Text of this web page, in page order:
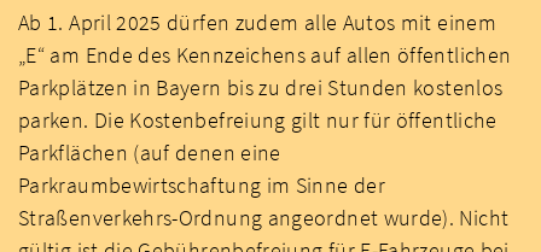
Ab 1. April 2025 dürfen zudem alle Autos mit einem
„E“ am Ende des Kennzeichens auf allen öffentlichen
Parkplätzen in Bayern bis zu drei Stunden kostenlos
parken. Die Kostenbefreiung gilt nur für öffentliche
Parkflächen (auf denen eine
Parkraumbewirtschaftung im Sinne der
Straßenverkehrs-Ordnung angeordnet wurde). Nicht